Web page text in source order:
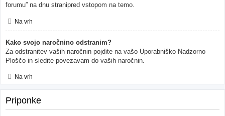
forumu” na dnu stranipred vstopom na temo.
Na vrh
Kako svojo naročnino odstranim?
Za odstranitev vaših naročnin pojdite na vašo Uporabniško Nadzorno
Ploščo in sledite povezavam do vaših naročnin.
Na vrh
Priponke